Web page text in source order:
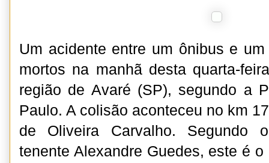
Um acidente entre um ônibus e
mortos na manhã desta quarta-
região de Avaré (SP), segundo a
Paulo. A colisão aconteceu no km
de Oliveira Carvalho. Segundo
tenente Alexandre Guedes, este é